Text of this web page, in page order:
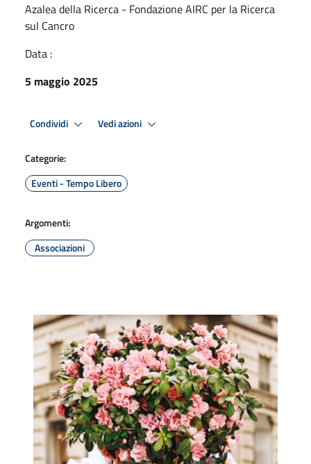
Azalea della Ricerca - Fondazione AIRC per la Ricerca
sul Cancro
Data :
5 maggio 2025
Condividi Vedi azioni
Categorie:
Eventi - Tempo Libero
Argomenti:
Associazioni